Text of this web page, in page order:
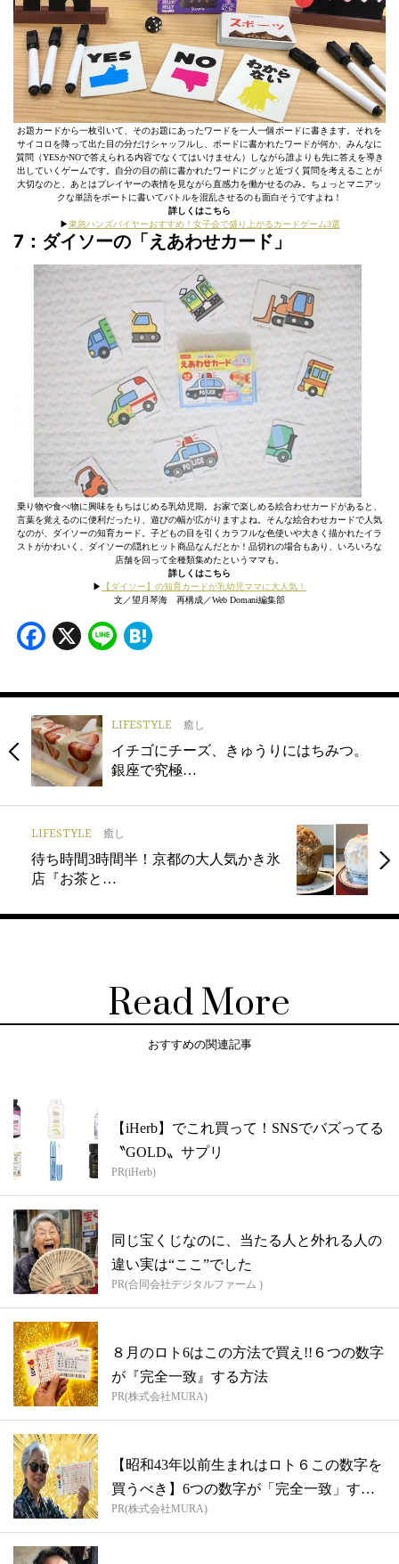
お題カードから一枚引いて、そのお題にあったワードを一人一個ボードに書きます。それを
サイコロを降って出た目の分だけシャッフルし、ボードに書かれたワードが何か、みんなに
質問（YESかNOで答えられる内容でなくてはいけません）しながら誰よりも先に答えを導き
出していくゲームです。自分の目の前に書かれたワードにグッと近づく質問を考えることが
大切なのと、あとはプレイヤーの表情を見ながら直感力を働かせるのみ。ちょっとマニアッ
クな単語をボートに書いてバトルを混乱させるのも面白そうですよね！
詳しくはこちら
▶︎東急ハンズバイヤーおすすめ！女子会で盛り上がるカードゲーム3選
7：ダイソーの「えあわせカード」
乗り物や食べ物に興味をもちはじめる乳幼児期。お家で楽しめる絵合わせカードがあると、
言葉を覚えるのに便利だったり、遊びの幅が広がりますよね。そんな絵合わせカードで人気
なのが、ダイソーの知育カード。子どもの目を引くカラフルな色使いや大きく描かれたイラ
ストがかわいく、ダイソーの隠れヒット商品なんだとか！品切れの場合もあり、いろいろな
店舗を回って全種類集めたというママも。
詳しくはこちら
▶︎
【ダイソー】の知育カードが乳幼児ママに大人気！
文／望月琴海 再構成／Web Domani編集部
Facebook
X Line
LIFESTYLE 癒し
イチゴにチーズ、きゅうりにはちみつ。
銀座で究極…
LIFESTYLE 癒し
待ち時間3時間半！京都の大人気かき氷
店『お茶と…
Read More
おすすめの関連記事
【iHerb】でこれ買って！SNSでバズってる
〝GOLD〟サプリ
PR(iHerb)
同じ宝くじなのに、当たる人と外れる人の
違い実は“ここ”でした
PR(合同会社デジタルファーム )
８月のロト6はこの方法で買え!!６つの数字
が『完全一致』する方法
PR(株式会社MURA)
【昭和43年以前生まれはロト６この数字を
買うべき】6つの数字が「完全一致」する
方...
PR(株式会社MURA)